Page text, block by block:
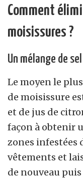
Comment
moisissures ?
Un mélange de
Le moyen le
de moisissure
et de jus de
façon à obtenir
zones infestées
vêtements et
de nouveau